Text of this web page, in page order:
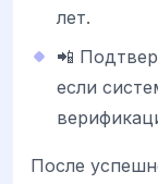
лет.
📲
если
После